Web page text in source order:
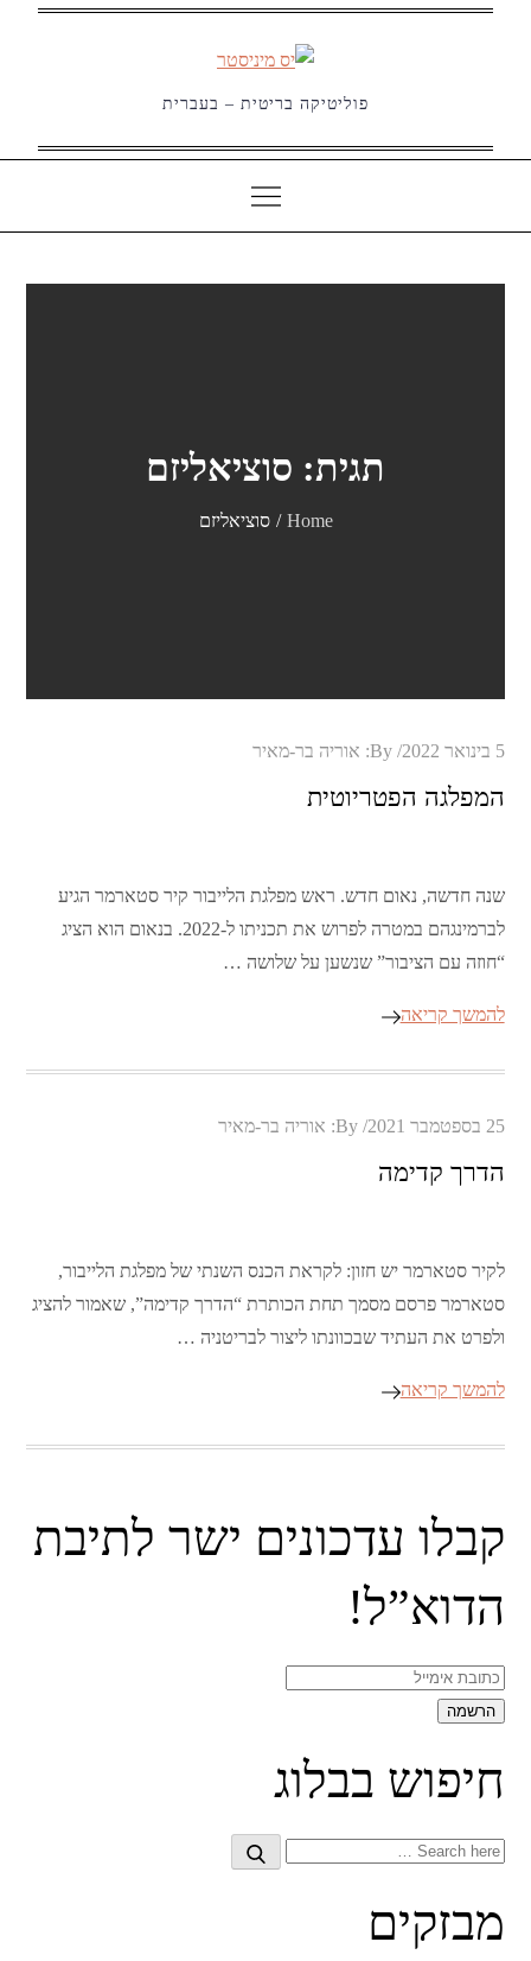
פוליטיקה בריטית – בעברית
תגית: סוציאליזם
Home סוציאליזם
Posted
5 בינואר 2022 By: אוריה בר-מאיר
המפלגה הפטריוטית
שנה חדשה, נאום חדש. ראש מפלגת הלייבור קיר סטארמר הגיע
לברמינגהם במטרה לפרוש את תכניתו ל-2022. בנאום הוא הציג
“חוזה עם הציבור” שנשען על שלושה …
להמשך קריאה
Posted
25 בספטמבר 2021 By: אוריה בר-מאיר
הדרך קדימה
לקיר סטארמר יש חזון: לקראת הכנס השנתי של מפלגת הלייבור,
סטארמר פרסם מסמך תחת הכותרת “הדרך קדימה”, שאמור להציג
ולפרט את העתיד שבכוונתו ליצור לבריטניה …
להמשך קריאה
קבלו עדכונים ישר לתיבת
הדוא”ל!
חיפוש בבלוג
Search
Search
מבזקים